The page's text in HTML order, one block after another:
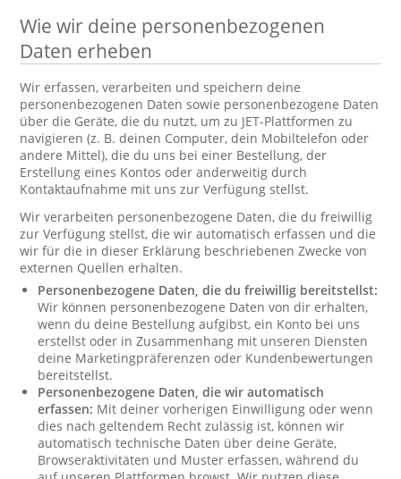
Wie wir deine personenbezogenen
Daten erheben
Wir erfassen, verarbeiten und speichern deine
personenbezogenen Daten sowie personenbezogene Daten
über die Geräte, die du nutzt, um zu JET-Plattformen zu
navigieren (z. B. deinen Computer, dein Mobiltelefon oder
andere Mittel), die du uns bei einer Bestellung, der
Erstellung eines Kontos oder anderweitig durch
Kontaktaufnahme mit uns zur Verfügung stellst.
Wir verarbeiten personenbezogene Daten, die du freiwillig
zur Verfügung stellst, die wir automatisch erfassen und die
wir für die in dieser Erklärung beschriebenen Zwecke von
externen Quellen erhalten.
Personenbezogene Daten, die du freiwillig bereitstellst:
Wir können personenbezogene Daten von dir erhalten,
wenn du deine Bestellung aufgibst, ein Konto bei uns
erstellst oder in Zusammenhang mit unseren Diensten
deine Marketingpräferenzen oder Kundenbewertungen
bereitstellst.
Personenbezogene Daten, die wir automatisch
erfassen: Mit deiner vorherigen Einwilligung oder wenn
dies nach geltendem Recht zulässig ist, können wir
automatisch technische Daten über deine Geräte,
Browseraktivitäten und Muster erfassen, während du